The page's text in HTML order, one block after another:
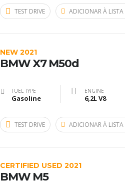
TEST DRIVE ADICIONAR À
NEW 2021
BMW X7 M50d
FUEL TYPE
Gasoline
ENGINE
6,2L V8
TEST DRIVE ADICIONAR À
CERTIFIED USED 2021
BMW M5